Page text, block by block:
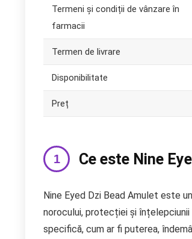
Termeni și condiții de vânzare în
farmacii
Termen de livrare
Disponibilitate
Preț
Ce este Nine
Nine Eyed Dzi Bead Amulet este
norocului, protecției și
specifică, cum ar fi puterea,